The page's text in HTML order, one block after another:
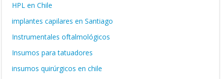
HPL en Chile
implantes capilares en Santiago
Instrumentales oftalmológicos
Insumos para tatuadores
insumos quirúrgicos en chile